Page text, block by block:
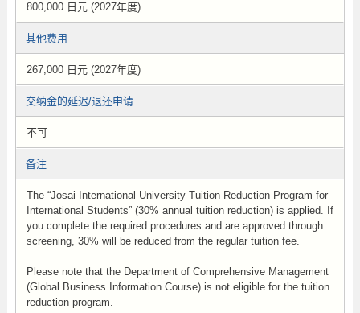
800,000 日元 (2027年度)
其他费用
267,000 日元 (2027年度)
交纳金的延迟/退还申请
不可
备注
The “Josai International University Tuition Reduction Program for
International Students” (30% annual tuition reduction) is applied. If
you complete the required procedures and are approved through
screening, 30% will be reduced from the regular tuition fee.
Please note that the Department of Comprehensive Management
(Global Business Information Course) is not eligible for the tuition
reduction program.